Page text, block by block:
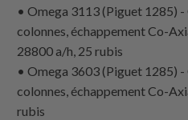
• Omega 3113 (Piguet 1285) -
colonnes, échappement Co-
28800 a/h, 25 rubis
• Omega 3603 (Piguet 1285) -
colonnes, échappement Co-
rubis